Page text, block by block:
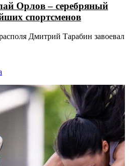
Орлов – серебряный
спортсменов
Дмитрий Тарабин завоевал